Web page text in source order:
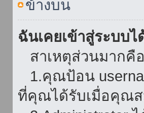
ข้างบน
ฉันเคยเข้าสู่ระบบ
สาเหตุส่วนมากคือ
1.คุณป้อน
ที่คุณได้รับเมื่อคุณ